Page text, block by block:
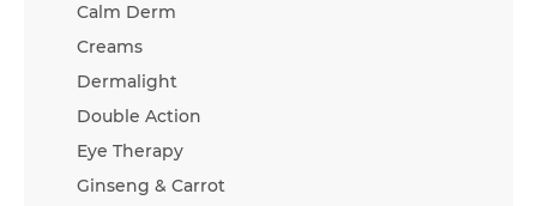
Calm Derm
Creams
Dermalight
Double Action
Eye Therapy
Ginseng & Carrot